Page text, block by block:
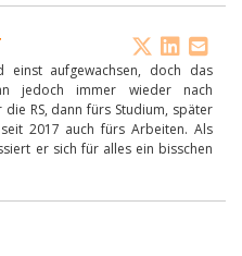
einst aufgewachsen, doch das
jedoch immer wieder nach
RS, dann fürs Studium, später
2017 auch fürs Arbeiten. Als
er sich für alles ein bisschen